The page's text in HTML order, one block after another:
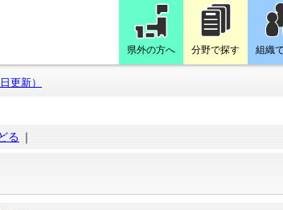
県外の方へ 分野で探す 組織
更新）
る ｜